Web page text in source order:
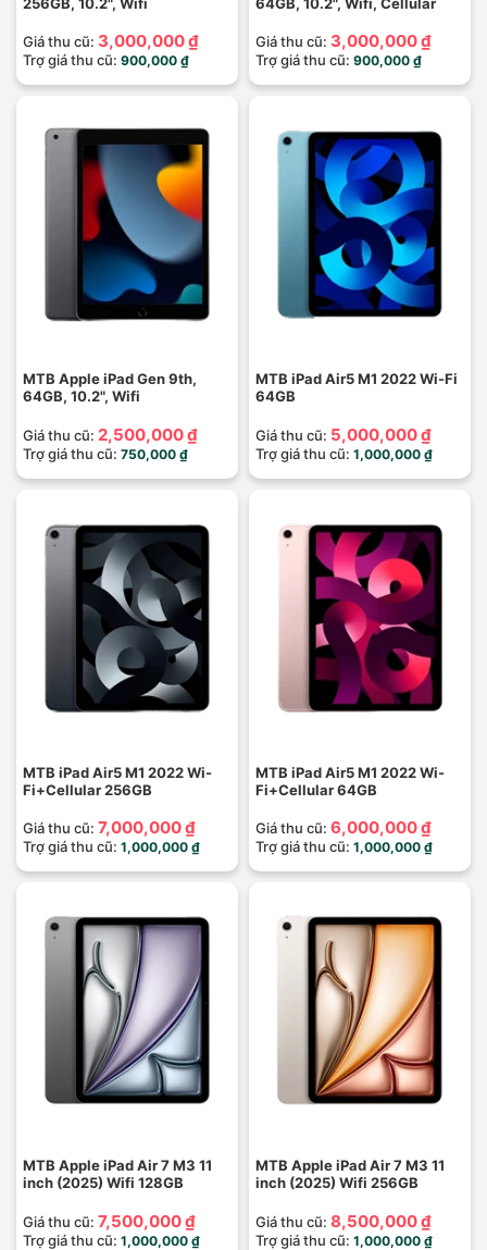
Giá thu cũ: 3,000,000 ₫
Trợ giá thu cũ: 900,000 ₫
Giá thu cũ: 3,000,000 ₫
Trợ giá thu cũ: 900,000 ₫
MTB Apple iPad Gen 9th,
64GB, 10.2", Wifi
Giá thu cũ: 2,500,000 ₫
Trợ giá thu cũ: 750,000 ₫
MTB iPad Air5 M1 2022 Wi-Fi
64GB
Giá thu cũ: 5,000,000 ₫
Trợ giá thu cũ: 1,000,000 ₫
MTB iPad Air5 M1 2022 Wi-
Fi+Cellular 256GB
Giá thu cũ: 7,000,000 ₫
Trợ giá thu cũ: 1,000,000 ₫
MTB iPad Air5 M1 2022 Wi-
Fi+Cellular 64GB
Giá thu cũ: 6,000,000 ₫
Trợ giá thu cũ: 1,000,000 ₫
MTB Apple iPad Air 7 M3 11
inch (2025) Wifi 128GB
Giá thu cũ: 7,500,000 ₫
Trợ giá thu cũ: 1,000,000 ₫
MTB Apple iPad Air 7 M3 11
inch (2025) Wifi 256GB
Giá thu cũ: 8,500,000 ₫
Trợ giá thu cũ: 1,000,000 ₫